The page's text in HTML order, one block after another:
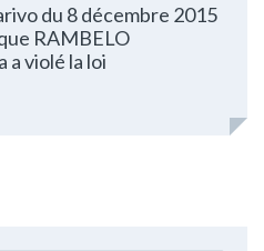
du 8 décembre 2015
RAMBELO
a violé la loi